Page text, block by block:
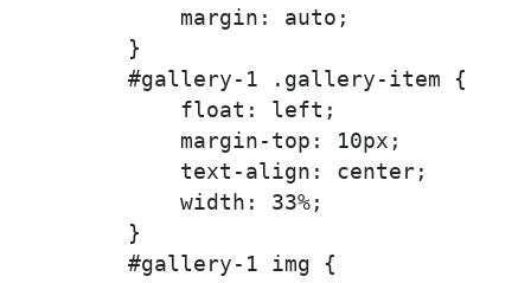
            margin: auto;
        }
        #gallery-1 .gallery-item {
            float: left;
            margin-top: 10px;
            text-align: center;
            width: 33%;
        }
        #gallery-1 img {